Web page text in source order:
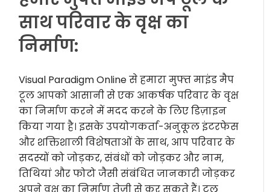
साथ परिवार के वृक्ष का
निर्माण:
Visual Paradigm Online से हमारा मुफ्त माइंड मैप
टूल आपको आसानी से एक आकर्षक परिवार के वृक्ष
का निर्माण करने में मदद करने के लिए डिज़ाइन
किया गया है। इसके उपयोगकर्ता-अनुकूल इंटरफेस
और शक्तिशाली विशेषताओं के साथ, आप परिवार के
सदस्यों को जोड़कर, संबंधों को जोड़कर और नाम,
तिथियां और फोटो जैसी संबंधित जानकारी जोड़कर